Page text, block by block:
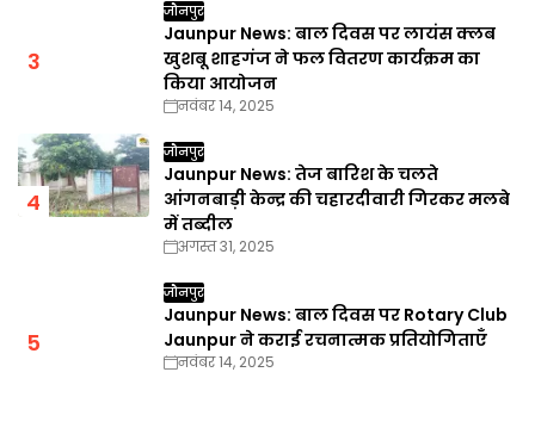
जौनपुर
Jaunpur News: बाल दिवस पर लायंस क्लब
खुशबू शाहगंज ने फल वितरण कार्यक्रम का
किया आयोजन
नवंबर 14, 2025
जौनपुर
Jaunpur News: तेज बारिश के चलते
आंगनबाड़ी केन्द्र की चहारदीवारी गिरकर मलबे
में तब्दील
अगस्त 31, 2025
जौनपुर
Jaunpur News: बाल दिवस पर Rotary Club
Jaunpur ने कराई रचनात्मक प्रतियोगिताएँ
नवंबर 14, 2025